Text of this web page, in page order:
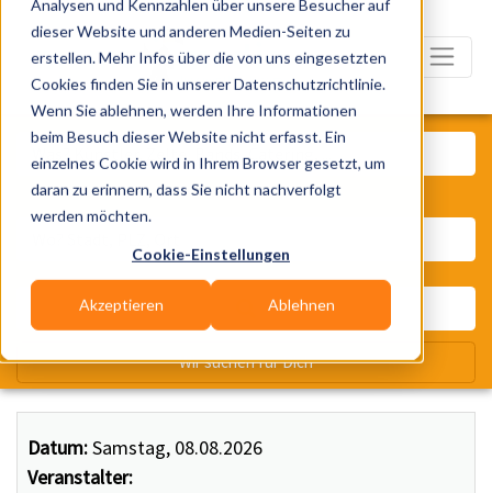
Analysen und Kennzahlen über unsere Besucher auf
dieser Website und anderen Medien-Seiten zu
erstellen. Mehr Infos über die von uns eingesetzten
Cookies finden Sie in unserer Datenschutzrichtlinie.
Wenn Sie ablehnen, werden Ihre Informationen
beim Besuch dieser Website nicht erfasst. Ein
einzelnes Cookie wird in Ihrem Browser gesetzt, um
daran zu erinnern, dass Sie nicht nachverfolgt
werden möchten.
Cookie-Einstellungen
Akzeptieren Ablehnen
Datum:Samstag, 08.08.2026
Veranstalter:
Was? Künstler, Zelte, Bands,
Wir suchen für Dich